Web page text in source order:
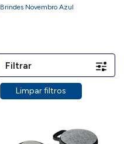
Brindes Novembro Azul
Filtrar
Limpar filtros